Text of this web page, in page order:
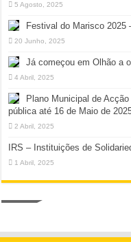
5 Agosto, 2025
Festival do Marisco 2025
20 Junho, 2025
Já começou em Olhão a
4 Abril, 2025
Plano Municipal de
pública até 16 de Maio de
2 Abril, 2025
IRS – Instituições de
1 Abril, 2025